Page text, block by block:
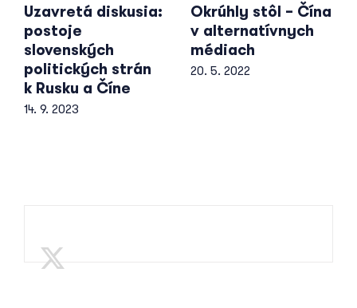
Uzavretá diskusia:
postoje
slovenských
politických strán
k Rusku a Číne
14. 9. 2023
Okrúhly stôl – Čína
v alternatívnych
médiach
20. 5. 2022